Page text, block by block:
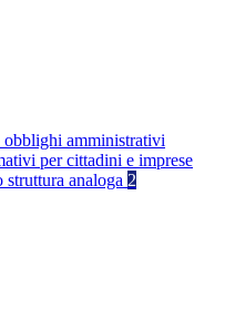
obblighi amministrativi
per cittadini e imprese
analoga 2